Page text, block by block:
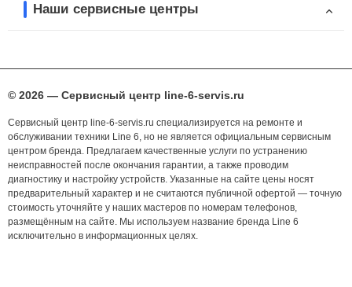
Наши сервисные центры
© 2026 — Сервисный центр line-6-servis.ru
Сервисный центр line-6-servis.ru специализируется на ремонте и
обслуживании техники Line 6, но не является официальным сервисным
центром бренда. Предлагаем качественные услуги по устранению
неисправностей после окончания гарантии, а также проводим
диагностику и настройку устройств. Указанные на сайте цены носят
предварительный характер и не считаются публичной офертой — точную
стоимость уточняйте у наших мастеров по номерам телефонов,
размещённым на сайте. Мы используем название бренда Line 6
исключительно в информационных целях.